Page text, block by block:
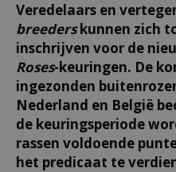
Veredelaars en
breederskunnen zich
inschrijven voor de
Roses-keuringen. De
ingezonden
Nederland en België
de keuringsperiode
rassen voldoende
het predicaat te